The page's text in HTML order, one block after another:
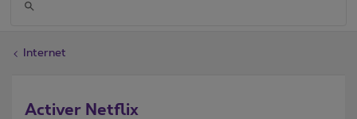
Internet
Activer Netflix